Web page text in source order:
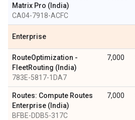
Matrix Pro (India)
CA04-7918-ACFC
Enterprise
RouteOptimization -
FleetRouting (India)
783E-5817-1DA7
7,000
Routes: Compute Routes
Enterprise (India)
BFBE-DDB5-317C
7,000